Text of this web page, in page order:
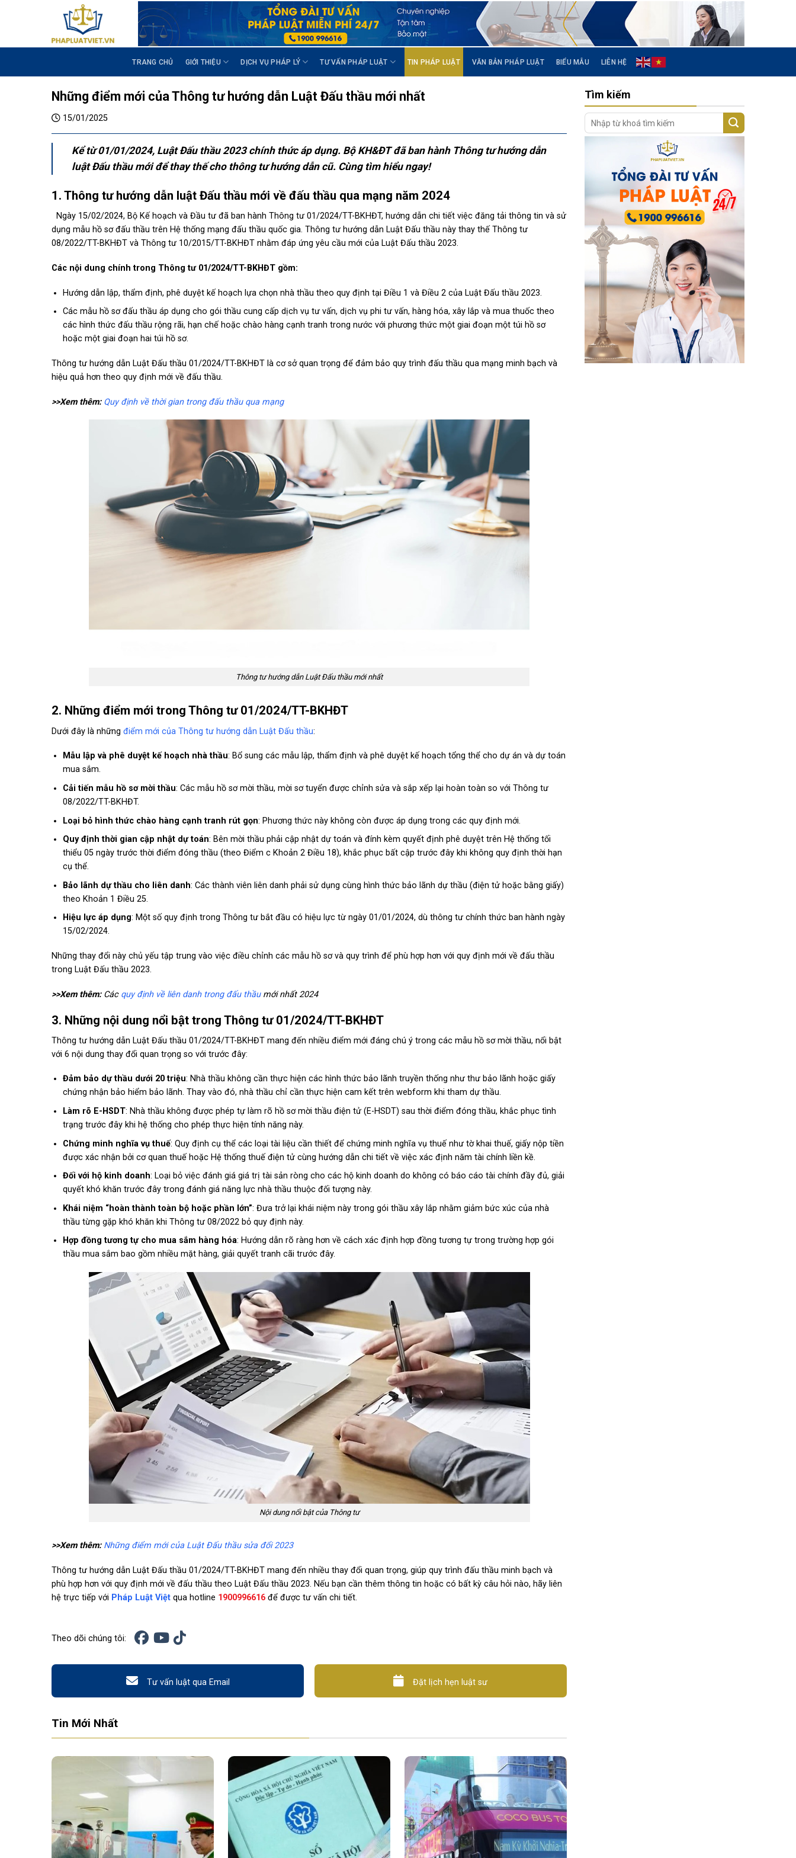
p
o
TRANG CHỦ GIỚI THIỆU DỊCH VỤ PHÁP LÝ TƯ VẤN PHÁP LUẬT TIN PHÁP LUẬT VĂN BẢN PHÁP LUẬT BIỂU MẪU LIÊN HỆ
Những điểm mới của Thông tư hướng dẫn Luật Đấu thầu mới nhất
15/01/2025
Kể từ 01/01/2024, Luật Đấu thầu 2023 chính thức áp dụng. Bộ KH&ĐT đã ban hành Thông tư hướng dẫn
luật Đấu thầu mới để thay thế cho thông tư hướng dẫn cũ. Cùng tìm hiểu ngay!
1. Thông tư hướng dẫn luật Đấu thầu mới về đấu thầu qua mạng năm 2024
Ngày 15/02/2024, Bộ Kế hoạch và Đầu tư đã ban hành Thông tư 01/2024/TT-BKHĐT, hướng dẫn chi tiết việc đăng tải thông tin và sử
dụng mẫu hồ sơ đấu thầu trên Hệ thống mạng đấu thầu quốc gia. Thông tư hướng dẫn Luật Đấu thầu này thay thế Thông tư
08/2022/TT-BKHĐT và Thông tư 10/2015/TT-BKHĐT nhằm đáp ứng yêu cầu mới của Luật Đấu thầu 2023.
Các nội dung chính trong Thông tư 01/2024/TT-BKHĐT gồm:
Hướng dẫn lập, thẩm định, phê duyệt kế hoạch lựa chọn nhà thầu theo quy định tại Điều 1 và Điều 2 của Luật Đấu thầu 2023.
Các mẫu hồ sơ đấu thầu áp dụng cho gói thầu cung cấp dịch vụ tư vấn, dịch vụ phi tư vấn, hàng hóa, xây lắp và mua thuốc theo
các hình thức đấu thầu rộng rãi, hạn chế hoặc chào hàng cạnh tranh trong nước với phương thức một giai đoạn một túi hồ sơ
hoặc một giai đoạn hai túi hồ sơ.
Thông tư hướng dẫn Luật Đấu thầu 01/2024/TT-BKHĐT là cơ sở quan trọng để đảm bảo quy trình đấu thầu qua mạng minh bạch và
hiệu quả hơn theo quy định mới về đấu thầu.
>>Xem thêm: Quy định về thời gian trong đấu thầu qua mạng
Thông tư hướng dẫn Luật Đấu thầu mới nhất
2. Những điểm mới trong Thông tư 01/2024/TT-BKHĐT
Dưới đây là những điểm mới của Thông tư hướng dẫn Luật Đấu thầu:
Mẫu lập và phê duyệt kế hoạch nhà thầu: Bổ sung các mẫu lập, thẩm định và phê duyệt kế hoạch tổng thể cho dự án và dự toán
mua sắm.
Cải tiến mẫu hồ sơ mời thầu: Các mẫu hồ sơ mời thầu, mời sơ tuyển được chỉnh sửa và sắp xếp lại hoàn toàn so với Thông tư
08/2022/TT-BKHĐT.
Loại bỏ hình thức chào hàng cạnh tranh rút gọn: Phương thức này không còn được áp dụng trong các quy định mới.
Quy định thời gian cập nhật dự toán: Bên mời thầu phải cập nhật dự toán và đính kèm quyết định phê duyệt trên Hệ thống tối
thiểu 05 ngày trước thời điểm đóng thầu (theo Điểm c Khoản 2 Điều 18), khắc phục bất cập trước đây khi không quy định thời hạn
cụ thể.
Bảo lãnh dự thầu cho liên danh: Các thành viên liên danh phải sử dụng cùng hình thức bảo lãnh dự thầu (điện tử hoặc bằng giấy)
theo Khoản 1 Điều 25.
Hiệu lực áp dụng: Một số quy định trong Thông tư bắt đầu có hiệu lực từ ngày 01/01/2024, dù thông tư chính thức ban hành ngày
15/02/2024.
Những thay đổi này chủ yếu tập trung vào việc điều chỉnh các mẫu hồ sơ và quy trình để phù hợp hơn với quy định mới về đấu thầu
trong Luật Đấu thầu 2023.
>>Xem thêm:Các quy định về liên danh trong đấu thầumới nhất 2024
3. Những nội dung nổi bật trong Thông tư 01/2024/TT-BKHĐT
Thông tư hướng dẫn Luật Đấu thầu 01/2024/TT-BKHĐT mang đến nhiều điểm mới đáng chú ý trong các mẫu hồ sơ mời thầu, nổi bật
với 6 nội dung thay đổi quan trọng so với trước đây:
Đảm bảo dự thầu dưới 20 triệu: Nhà thầu không cần thực hiện các hình thức bảo lãnh truyền thống như thư bảo lãnh hoặc giấy
chứng nhận bảo hiểm bảo lãnh. Thay vào đó, nhà thầu chỉ cần thực hiện cam kết trên webform khi tham dự thầu.
Làm rõ E-HSDT: Nhà thầu không được phép tự làm rõ hồ sơ mời thầu điện tử (E-HSDT) sau thời điểm đóng thầu, khắc phục tình
trạng trước đây khi hệ thống cho phép thực hiện tính năng này.
Chứng minh nghĩa vụ thuế: Quy định cụ thể các loại tài liệu cần thiết để chứng minh nghĩa vụ thuế như tờ khai thuế, giấy nộp tiền
được xác nhận bởi cơ quan thuế hoặc Hệ thống thuế điện tử cùng hướng dẫn chi tiết về việc xác định năm tài chính liền kề.
Đối với hộ kinh doanh: Loại bỏ việc đánh giá giá trị tài sản ròng cho các hộ kinh doanh do không có báo cáo tài chính đầy đủ, giải
quyết khó khăn trước đây trong đánh giá năng lực nhà thầu thuộc đối tượng này.
Khái niệm “hoàn thành toàn bộ hoặc phần lớn”: Đưa trở lại khái niệm này trong gói thầu xây lắp nhằm giảm bức xúc của nhà
thầu từng gặp khó khăn khi Thông tư 08/2022 bỏ quy định này.
Hợp đồng tương tự cho mua sắm hàng hóa: Hướng dẫn rõ ràng hơn về cách xác định hợp đồng tương tự trong trường hợp gói
thầu mua sắm bao gồm nhiều mặt hàng, giải quyết tranh cãi trước đây.
Nội dung nổi bật của Thông tư
>>Xem thêm: Những điểm mới của Luật Đấu thầu sửa đổi 2023
Thông tư hướng dẫn Luật Đấu thầu 01/2024/TT-BKHĐT mang đến nhiều thay đổi quan trọng, giúp quy trình đấu thầu minh bạch và
phù hợp hơn với quy định mới về đấu thầu theo Luật Đấu thầu 2023. Nếu bạn cần thêm thông tin hoặc có bất kỳ câu hỏi nào, hãy liên
hệ trực tiếp với Pháp Luật Việt qua hotline 1900996616 để được tư vấn chi tiết.
Theo dõi chúng tôi:
Tư vấn luật qua Email Đặt lịch hẹn luật sư
Tin Mới Nhất
Tìm kiếm